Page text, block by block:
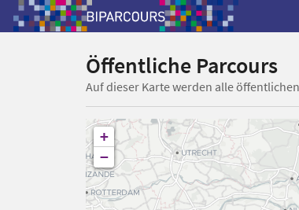
Öffentliche Parcours
Auf dieser Karte werden alle
+
−